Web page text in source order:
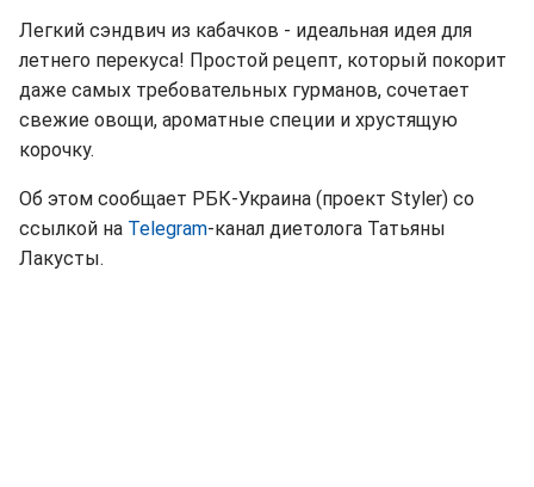
Легкий сэндвич из кабачков - идеальная идея для
летнего перекуса! Простой рецепт, который покорит
даже самых требовательных гурманов, сочетает
свежие овощи, ароматные специи и хрустящую
корочку.
Об этом сообщает РБК-Украина (проект Styler) со
ссылкой на Telegram-канал диетолога Татьяны
Лакусты.